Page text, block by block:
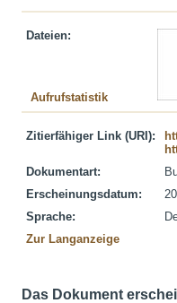
Dateien:
Aufrufstatistik
Zitierfähiger Link (URI):
Dokumentart:
Erscheinungsdatum:
Sprache:
Zur Langanzeige
Das Dokument